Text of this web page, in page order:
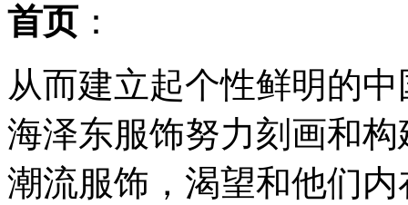
首页 ：
从而建立起个性鲜明的
海泽东服饰努力刻画和
潮流服饰，渴望和他们